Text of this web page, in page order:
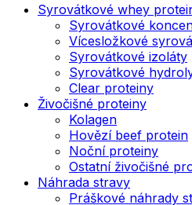
Syrovátkové whey
Syrovátkové
Vícesložkové
Syrovátkové izoláty
Syrovátkové
Clear proteiny
Živočišné proteiny
Kolagen
Hovězí beef protein
Noční proteiny
Ostatní živočišné
Náhrada stravy
Práškové náhrady